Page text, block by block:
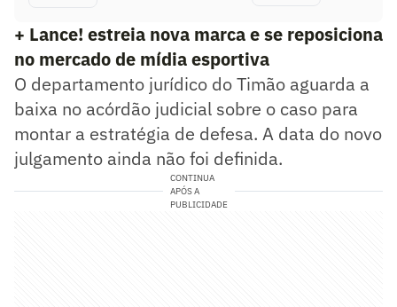
+ Lance! estreia nova marca e se reposiciona
no mercado de mídia esportiva
O departamento jurídico do Timão aguarda a
baixa no acórdão judicial sobre o caso para
montar a estratégia de defesa. A data do novo
julgamento ainda não foi definida.
CONTINUA
APÓS A
PUBLICIDADE